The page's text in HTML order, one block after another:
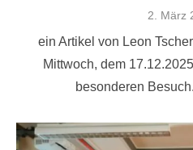
2. März
ein Artikel von Leon
Mittwoch, dem
besonderen